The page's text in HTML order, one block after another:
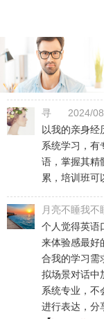
寻
2024/
以我的亲身经
系统学习，有
语，掌握其精
累，培训班可
月亮不睡我不
个人觉得英语
来体验感最好
合我的学习需
拟场景对话中
系统专业，不
进行表达，分